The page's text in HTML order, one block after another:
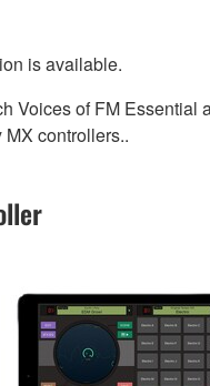
is available.
Voices of FM Essential
controllers..